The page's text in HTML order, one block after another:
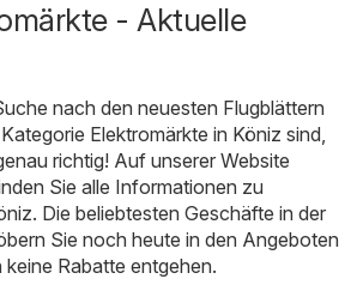
- Aktuelle
nach den neuesten Flugblättern
Elektromärkte in Köniz sind,
richtig! Auf unserer Website
Sie alle Informationen zu
Die beliebtesten Geschäfte in der
Sie noch heute in den Angeboten
keine Rabatte entgehen.